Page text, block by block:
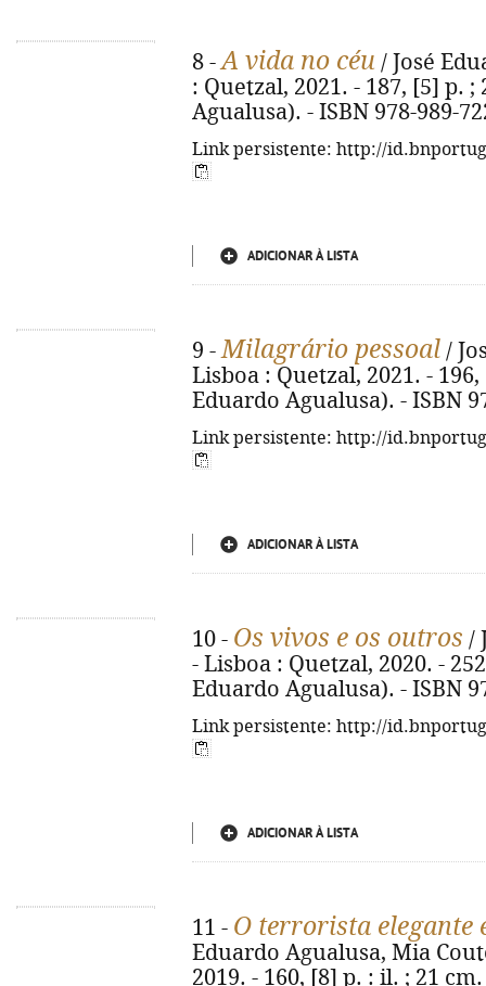
8 -A vida no céu / José
: Quetzal, 2021. - 187, [5] p.
Agualusa). - ISBN 978-989-
Link persistente: http://
ADICIONAR À LISTA
9 -Milagrário pessoal /
Lisboa : Quetzal, 2021. -
Eduardo Agualusa). - ISBN
Link persistente: http://
ADICIONAR À LISTA
10 - Os vivos e os outros /
- Lisboa : Quetzal, 2020. -
Eduardo Agualusa). - ISBN
Link persistente: http://
ADICIONAR À LISTA
11 - O terrorista elegante
Eduardo Agualusa, Mia
2019. - 160, [8] p. : il. ; 21